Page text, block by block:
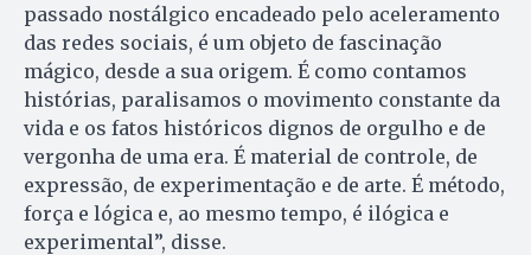
passado nostálgico encadeado pelo aceleramento
das redes sociais, é um objeto de fascinação
mágico, desde a sua origem. É como contamos
histórias, paralisamos o movimento constante da
vida e os fatos históricos dignos de orgulho e de
vergonha de uma era. É material de controle, de
expressão, de experimentação e de arte. É método,
força e lógica e, ao mesmo tempo, é ilógica e
experimental”, disse.